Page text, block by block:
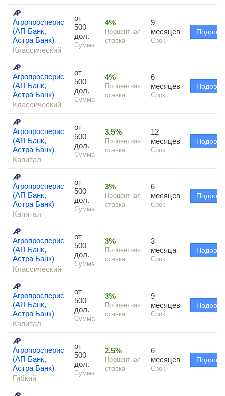
Агропросперис
(АП Банк,
Астра Банк)
Классический
от
500
дол.
Сумма
4%
Процентная
ставка
9
месяцев
Срок
Агропросперис
(АП Банк,
Астра Банк)
Классический
от
500
дол.
Сумма
4%
Процентная
ставка
6
месяцев
Срок
Агропросперис
(АП Банк,
Астра Банк)
Капитал
от
500
дол.
Сумма
3.5%
Процентная
ставка
12
месяцев
Срок
Агропросперис
(АП Банк,
Астра Банк)
Капитал
от
500
дол.
Сумма
3%
Процентная
ставка
6
месяцев
Срок
Агропросперис
(АП Банк,
Астра Банк)
Классический
от
500
дол.
Сумма
3%
Процентная
ставка
3
месяца
Срок
Агропросперис
(АП Банк,
Астра Банк)
Капитал
от
500
дол.
Сумма
3%
Процентная
ставка
9
месяцев
Срок
Агропросперис
(АП Банк,
Астра Банк)
Гибкий
от
500
дол.
Сумма
2.5%
Процентная
ставка
6
месяцев
Срок